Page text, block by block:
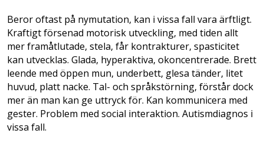
Beror oftast på nymutation, kan i vissa fall vara ärftligt.
Kraftigt försenad motorisk utveckling, med tiden allt
mer framåtlutade, stela, får kontrakturer, spasticitet
kan utvecklas. Glada, hyperaktiva, okoncentrerade. Brett
leende med öppen mun, underbett, glesa tänder, litet
huvud, platt nacke. Tal- och språkstörning, förstår dock
mer än man kan ge uttryck för. Kan kommunicera med
gester. Problem med social interaktion. Autismdiagnos i
vissa fall.